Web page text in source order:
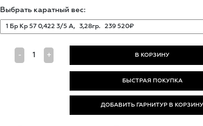
Выбрать каратный вес:
- +
БЫСТРАЯ ПОКУПКА